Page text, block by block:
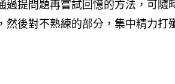
提問題再嘗試回憶的方法，可隨
然後對不熟練的部分，集中精力打